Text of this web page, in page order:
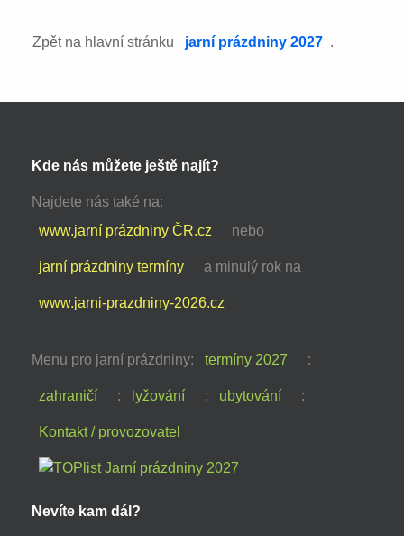
Zpět na hlavní stránku jarní prázdniny 2027 .
Kde nás můžete ještě najít?
Najdete nás také na:
www.jarní prázdniny ČR.cz
nebo
jarní prázdniny termíny a minulý rok na
www.jarni-prazdniny-2026.cz
Menu pro jarní prázdniny: termíny 2027 :
zahraničí : lyžování : ubytování :
Kontakt / provozovatel
Nevíte kam dál?